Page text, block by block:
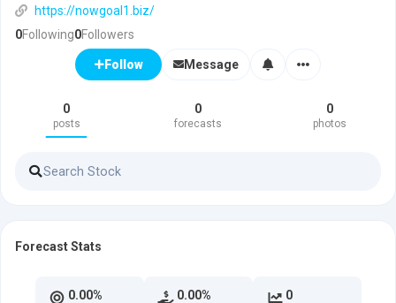
https://nowgoal1.biz/
0Following0Followers
Follow Message
0
posts
0
forecasts
0
photos
Forecast Stats
0.00% 0.00% 0